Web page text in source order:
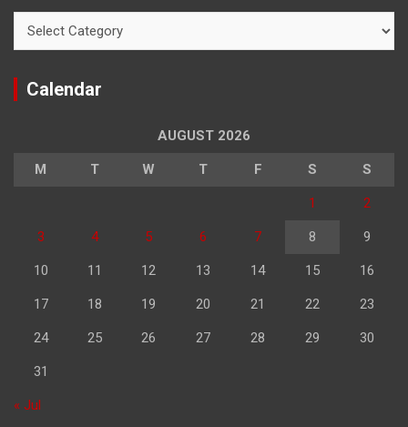
Calendar
AUGUST 2026
M T W T F S S
1 2
3 4 5 6 7 8 9
10 11 12 13 14 15 16
17 18 19 20 21 22 23
24 25 26 27 28 29 30
31
« Jul